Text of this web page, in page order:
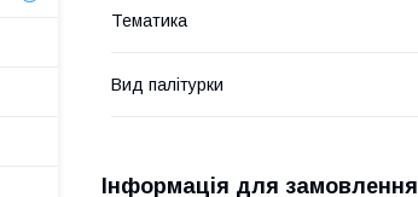
Тематика
Вид палітурки
Інформація для замовлення